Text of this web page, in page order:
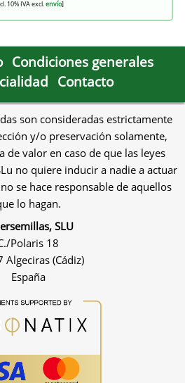
10% IVA excl.envío]
Condiciones generales
Contacto
son consideradas estrictamente
y/o preservación solamente,
de valor en caso de que las leyes
no quiere inducir a nadie a actuar
se hace responsable de aquellos
lo hagan.
SLU
Polaris 18
Algeciras (Cádiz)
España